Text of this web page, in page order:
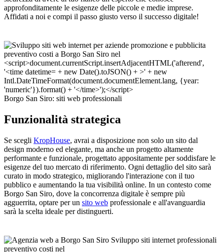
approfonditamente le esigenze delle piccole e medie imprese.
Affidati a noi e compi il passo giusto verso il successo digitale!
Borgo San Siro: siti web professionali
Funzionalità strategica
Se scegli KropHouse, avrai a disposizione non solo un sito dal
design moderno ed elegante, ma anche un progetto altamente
performante e funzionale, progettato appositamente per soddisfare le
esigenze del tuo mercato di riferimento. Ogni dettaglio del sito sarà
curato in modo strategico, migliorando l'interazione con il tuo
pubblico e aumentando la tua visibilità online. In un contesto come
Borgo San Siro, dove la concorrenza digitale è sempre più
agguerrita, optare per un sito web professionale e all'avanguardia
sarà la scelta ideale per distinguerti.